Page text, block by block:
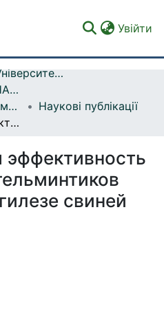
Увійти
Факультети Університету
ФАКУЛЬТЕТ ВЕТЕРИНАРНОЇ МЕДИЦИНИ
Паразитології та фармакології
Наукові публікації
Сравнительная эффективность некоторых антгельминтиков при метастронгилезе свиней
эффективность
свиней